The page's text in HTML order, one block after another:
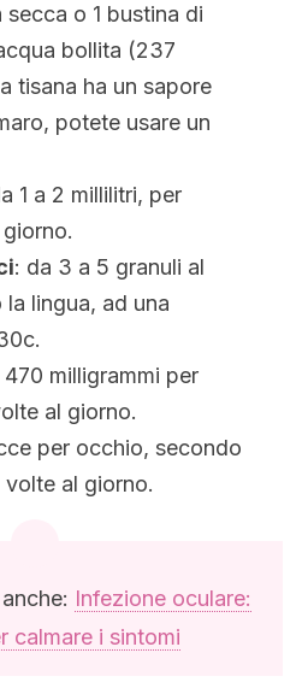
o 1 bustina di
bollita (237
tisana ha un sapore
potete usare un
1 a 2 millilitri, per
: da 3 a 5 granuli al
lingua, ad una
milligrammi per
al giorno.
per occhio, secondo
al giorno.
Infezione oculare:
calmare i sintomi